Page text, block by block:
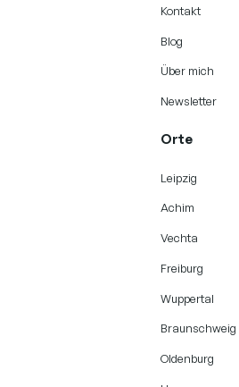
Kontakt
Blog
Über mich
Newsletter
Orte
Leipzig
Achim
Vechta
Freiburg
Wuppertal
Braunschweig
Oldenburg